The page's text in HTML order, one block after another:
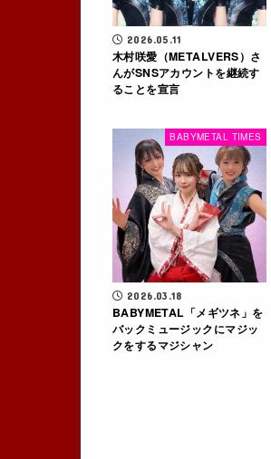
2026.05.11
木村咲愛（METALVERS）さ
んがSNSアカウントを継続す
ることを宣言
BABYMETAL TIMES
2026.03.18
BABYMETAL「メギツネ」を
バックミュージックにマジッ
クをするマジシャン